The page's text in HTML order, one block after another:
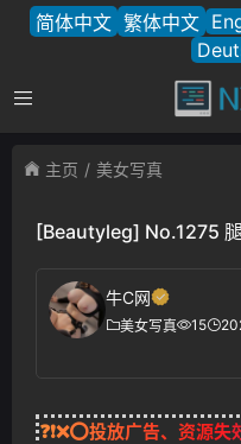
简体中文 繁体中文
主页 美女写真
[Beautyleg] No.1275
牛C网
美女写真 15
❓❗❌⭕投放广告、资源